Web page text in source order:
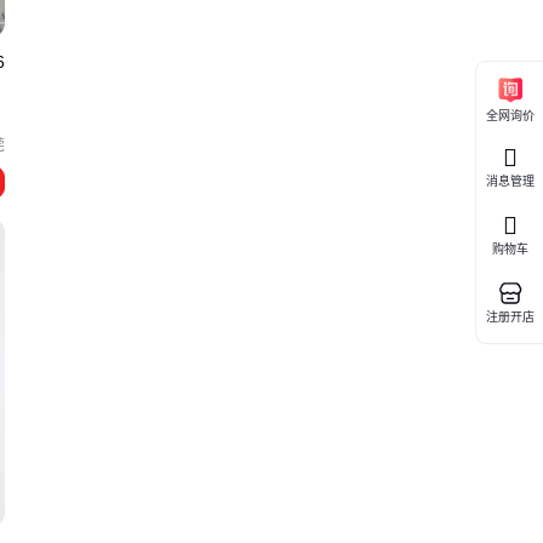
全网询价
消息管理
购物车
注册开店